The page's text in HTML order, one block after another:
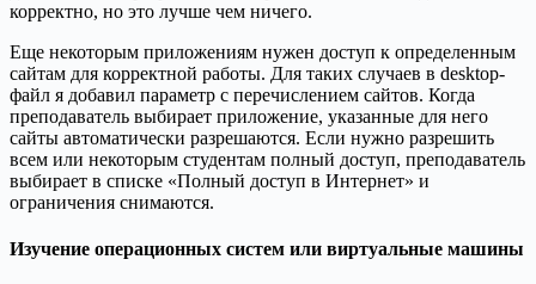
корректно, но это лучше чем ничего.
Еще некоторым приложениям нужен доступ к определенным
сайтам для корректной работы. Для таких случаев в desktop-
файл я добавил параметр с перечислением сайтов. Когда
преподаватель выбирает приложение, указанные для него
сайты автоматически разрешаются. Если нужно разрешить
всем или некоторым студентам полный доступ, преподаватель
выбирает в списке «Полный доступ в Интернет» и
ограничения снимаются.
Изучение операционных систем или виртуальные машины